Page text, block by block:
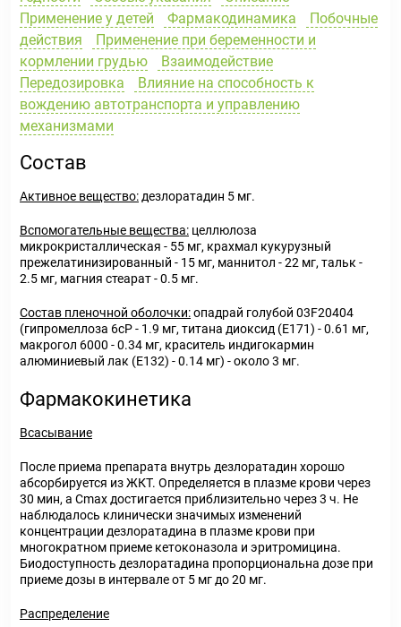
Применение у детей
Фармакодинамика
Побочные
действия
Применение при беременности и
кормлении грудью
Взаимодействие
Передозировка
Влияние на способность к
вождению автотранспорта и управлению
механизмами
Состав
Активное вещество: дезлоратадин 5 мг.
Вспомогательные вещества: целлюлоза
микрокристаллическая - 55 мг, крахмал кукурузный
прежелатинизированный - 15 мг, маннитол - 22 мг, тальк -
2.5 мг, магния стеарат - 0.5 мг.
Состав пленочной оболочки:опадрай голубой 03F20404
(гипромеллоза 6cP - 1.9 мг, титана диоксид (E171) - 0.61 мг,
макрогол 6000 - 0.34 мг, краситель индигокармин
алюминиевый лак (E132) - 0.14 мг) - около 3 мг.
Фармакокинетика
Всасывание
После приема препарата внутрь дезлоратадин хорошо
абсорбируется из ЖКТ. Определяется в плазме крови через
30 мин, а Cmax достигается приблизительно через 3 ч. Не
наблюдалось клинически значимых изменений
концентрации дезлоратадина в плазме крови при
многократном приеме кетоконазола и эритромицина.
Биодоступность дезлоратадина пропорциональна дозе при
приеме дозы в интервале от 5 мг до 20 мг.
Распределение